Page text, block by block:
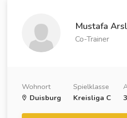
Mustafa
Co-Trainer
Wohnort
Duisburg
Spielklasse
Kreisliga C